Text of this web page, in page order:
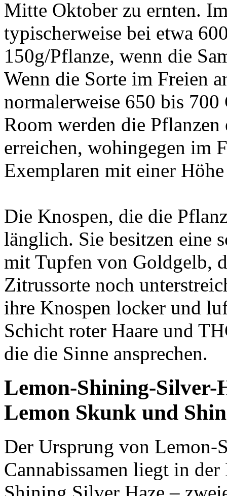
Mitte Oktober zu ernten.
typischerweise bei etwa
150g/Pflanze, wenn die
Wenn die Sorte im Freien
normalerweise 650 bis
Room werden die
erreichen, wohingegen im
Exemplaren mit einer
Die Knospen, die die
länglich. Sie besitzen eine
mit Tupfen von Goldgelb,
Zitrussorte noch
ihre Knospen locker und
Schicht roter Haare und
die die Sinne ansprechen.
Lemon-Shining-Silver-
Lemon Skunk und
Der Ursprung von Lemon-
Cannabissamen liegt in